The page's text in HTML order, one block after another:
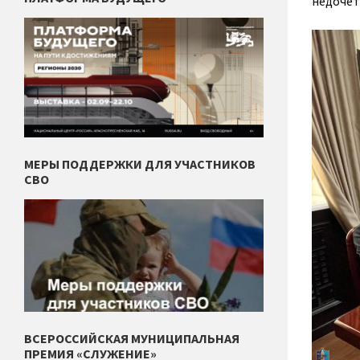
МЕРЫ ПОДДЕРЖКИ ДЛЯ УЧАСТНИКОВ
СВО
ВСЕРОССИЙСКАЯ МУНИЦИПАЛЬНАЯ
ПРЕМИЯ «СЛУЖЕНИЕ»